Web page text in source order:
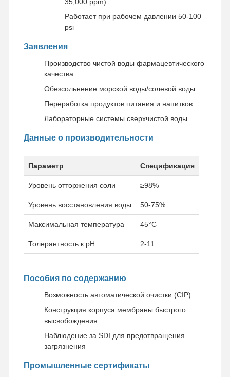
Работает при рабочем давлении 50-100
psi
Заявления
Производство чистой воды фармацевтического
качества
Обезсольнение морской воды/солевой воды
Переработка продуктов питания и напитков
Лабораторные системы сверхчистой воды
Данные о производительности
Параметр Спецификация
Уровень отторжения соли ≥98%
Уровень восстановления воды 50-75%
Максимальная температура 45°C
Толерантность к pH 2-11
Пособия по содержанию
Возможность автоматической очистки (CIP)
Конструкция корпуса мембраны быстрого
высвобождения
Наблюдение за SDI для предотвращения
загрязнения
Промышленные сертификаты